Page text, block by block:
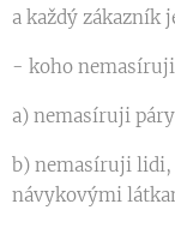
a každý zákazník
- koho
a) nemasíruji páry
b) nemasíruji
návykovými